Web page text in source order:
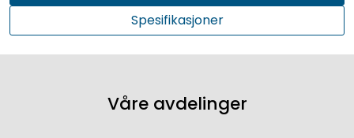
Spesifikasjoner
Våre avdelinger